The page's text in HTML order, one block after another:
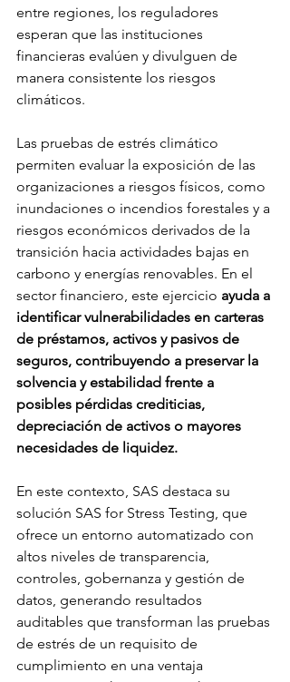
entre regiones, los reguladores
esperan que las instituciones
financieras evalúen y divulguen de
manera consistente los riesgos
climáticos.
Las pruebas de estrés climático
permiten evaluar la exposición de las
organizaciones a riesgos físicos, como
inundaciones o incendios forestales y a
riesgos económicos derivados de la
transición hacia actividades bajas en
carbono y energías renovables. En el
sector financiero, este ejercicio ayuda a
identificar vulnerabilidades en carteras
de préstamos, activos y pasivos de
seguros, contribuyendo a preservar la
solvencia y estabilidad frente a
posibles pérdidas crediticias,
depreciación de activos o mayores
necesidades de liquidez.
En este contexto, SAS destaca su
solución SAS for Stress Testing, que
ofrece un entorno automatizado con
altos niveles de transparencia,
controles, gobernanza y gestión de
datos, generando resultados
auditables que transforman las pruebas
de estrés de un requisito de
cumplimiento en una ventaja